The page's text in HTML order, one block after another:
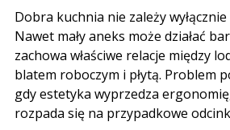
Dobra kuchnia nie zależy
Nawet mały aneks może działać
zachowa właściwe relacje między
blatem roboczym i płytą. Problem
gdy estetyka wyprzedza
rozpada się na przypadkowe